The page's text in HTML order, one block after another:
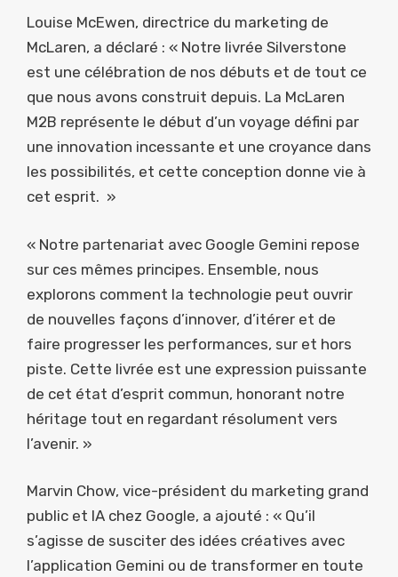
Louise McEwen, directrice du marketing de
McLaren, a déclaré : « Notre livrée Silverstone
est une célébration de nos débuts et de tout ce
que nous avons construit depuis. La McLaren
M2B représente le début d’un voyage défini par
une innovation incessante et une croyance dans
les possibilités, et cette conception donne vie à
cet esprit. »
« Notre partenariat avec Google Gemini repose
sur ces mêmes principes. Ensemble, nous
explorons comment la technologie peut ouvrir
de nouvelles façons d’innover, d’itérer et de
faire progresser les performances, sur et hors
piste. Cette livrée est une expression puissante
de cet état d’esprit commun, honorant notre
héritage tout en regardant résolument vers
l’avenir. »
Marvin Chow, vice-président du marketing grand
public et IA chez Google, a ajouté : « Qu’il
s’agisse de susciter des idées créatives avec
l’application Gemini ou de transformer en toute